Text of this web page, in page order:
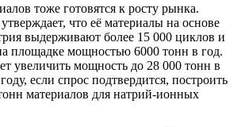
тоже готовятся к росту рынка.
что её материалы на основе
выдерживают более 15 000 циклов и
площадке мощностью 6000 тонн в год.
увеличить мощность до 28 000 тонн в
если спрос подтвердится, построить
материалов для натрий-ионных